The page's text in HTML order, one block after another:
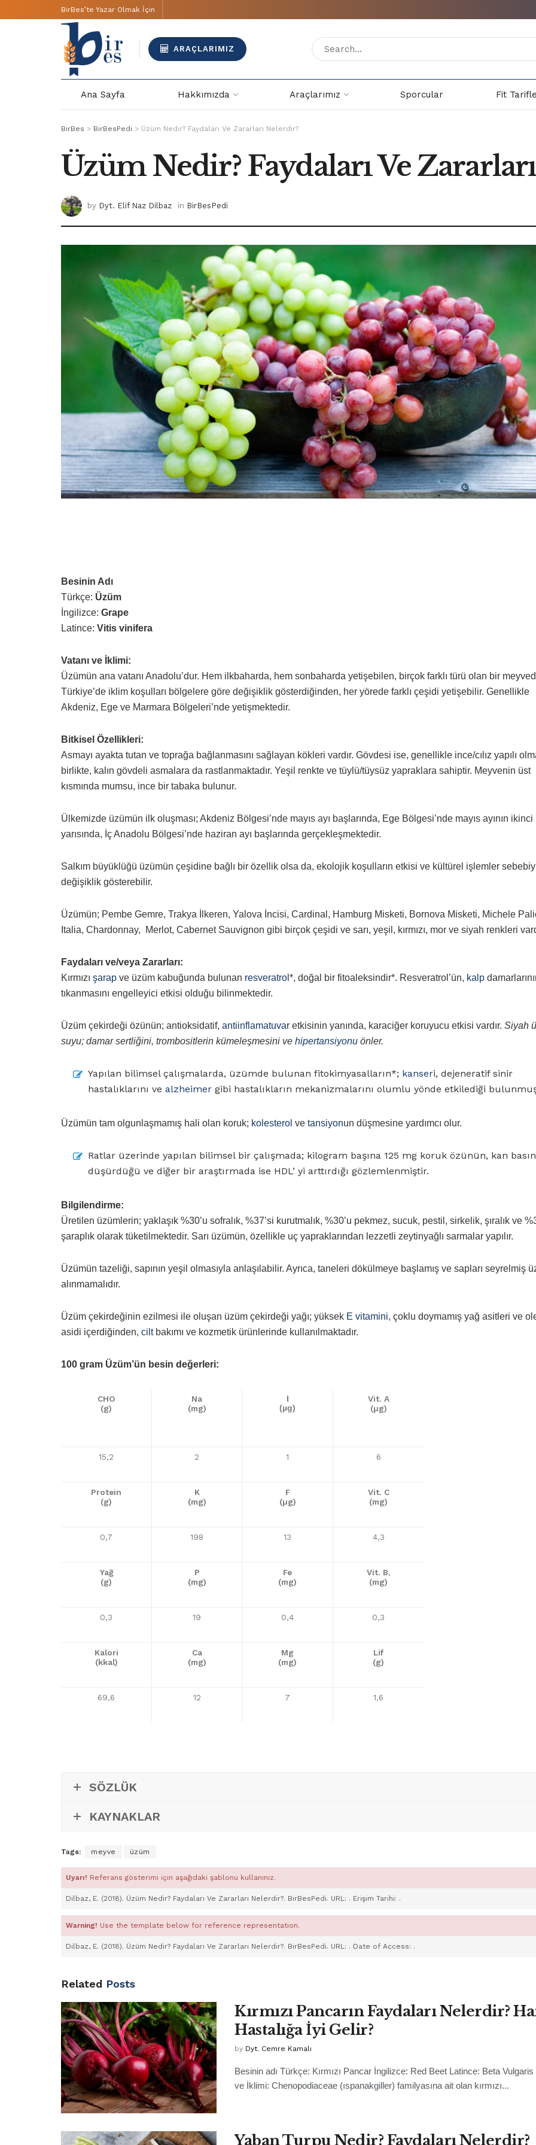
BirBes’te Yazar Olmak İçin
ARAÇLARIMIZ
Ana Sayfa Hakkımızda Araçlarımız Sporcular Fit
BirBes > BirBesPedi > Üzüm Nedir? Faydaları Ve Zararları Nelerdir?
Üzüm Nedir? Faydaları Ve
by Dyt. Elif Naz Dilbaz in BirBesPedi
Besinin Adı
Türkçe: Üzüm
İngilizce: Grape
Latince: Vitis vinifera
Vatanı ve İklimi:
Üzümün ana vatanı Anadolu’dur. Hem ilkbaharda, hem sonbaharda yetişebilen, birçok farklı türü olan bir
Türkiye’de iklim koşulları bölgelere göre değişiklik gösterdiğinden, her yörede farklı çeşidi yetişebilir. Genellikle
Akdeniz, Ege ve Marmara Bölgeleri’nde yetişmektedir.
Bitkisel Özellikleri:
Asmayı ayakta tutan ve toprağa bağlanmasını sağlayan kökleri vardır. Gövdesi ise, genellikle ince/cılız yapılı
birlikte, kalın gövdeli asmalara da rastlanmaktadır. Yeşil renkte ve tüylü/tüysüz yapraklara sahiptir. Meyvenin üst
kısmında mumsu, ince bir tabaka bulunur.
Ülkemizde üzümün ilk oluşması; Akdeniz Bölgesi’nde mayıs ayı başlarında, Ege Bölgesi’nde mayıs ayının ikinci
yarısında, İç Anadolu Bölgesi’nde haziran ayı başlarında gerçekleşmektedir.
Salkım büyüklüğü üzümün çeşidine bağlı bir özellik olsa da, ekolojik koşulların etkisi ve kültürel işlemler
değişiklik gösterebilir.
Üzümün; Pembe Gemre, Trakya İlkeren, Yalova İncisi, Cardinal, Hamburg Misketi, Bornova Misketi, Michele
Italia, Chardonnay, Merlot, Cabernet Sauvignon gibi birçok çeşidi ve sarı, yeşil, kırmızı, mor ve siyah renkleri
Faydaları ve/veya Zararları:
Kırmızı şarap ve üzüm kabuğunda bulunan resveratrol *, doğal bir fitoaleksindir*. Resveratrol’ün, kalp
tıkanmasını engelleyici etkisi olduğu bilinmektedir.
Üzüm çekirdeği özünün; antioksidatif, antiinflamatuvar etkisinin yanında, karaciğer koruyucu etkisi vardır. Siyah
suyu; damar sertliğini, trombositlerin kümeleşmesini ve hipertansiyonu önler.
Yapılan bilimsel çalışmalarda, üzümde bulunan fitokimyasalların*; kanseri, dejeneratif sinir
hastalıklarını ve alzheimer gibi hastalıkların mekanizmalarını olumlu yönde etkilediği
Üzümün tam olgunlaşmamış hali olan koruk; kolesterol ve tansiyonun düşmesine yardımcı olur.
Ratlar üzerinde yapılan bilimsel bir çalışmada; kilogram başına 125 mg koruk özünün, kan
düşürdüğü ve diğer bir araştırmada ise HDL’ yi arttırdığı gözlemlenmiştir.
Bilgilendirme:
Üretilen üzümlerin; yaklaşık %30’u sofralık, %37’si kurutmalık, %30’u pekmez, sucuk, pestil, sirkelik, şıralık ve
şaraplık olarak tüketilmektedir. Sarı üzümün, özellikle uç yapraklarından lezzetli zeytinyağlı sarmalar yapılır.
Üzümün tazeliği, sapının yeşil olmasıyla anlaşılabilir. Ayrıca, taneleri dökülmeye başlamış ve sapları seyrelmiş
alınmamalıdır.
Üzüm çekirdeğinin ezilmesi ile oluşan üzüm çekirdeği yağı; yüksek E vitamini, çoklu doymamış yağ asitleri ve
asidi içerdiğinden, ciltbakımı ve kozmetik ürünlerinde kullanılmaktadır.
100 gram Üzüm’ün besin değerleri:
CHO
(g)
Na
(mg)
(µg)
Vit. A
(µg)
15,2 2 1 6
Protein
(g)
K
(mg)
F
(µg)
Vit. C
(mg)
0,7 198 13 4,3
Yağ
(g)
P
(mg)
Fe
(mg)
Vit. B³
(mg)
0,3 19 0,4 0,3
Kalori
(kkal)
Ca
(mg)
Mg
(mg)
Lif
(g)
69,6 12 7 1,6
SÖZLÜK
KAYNAKLAR
Tags: meyve üzüm
Uyarı! Referans gösterimi için aşağıdaki şablonu kullanınız.
Dilbaz, E. (2018). Üzüm Nedir? Faydaları Ve Zararları Nelerdir?. BirBesPedi. URL: . Erişim Tarihi: .
Warning! Use the template below for reference representation.
Dilbaz, E. (2018). Üzüm Nedir? Faydaları Ve Zararları Nelerdir?. BirBesPedi. URL: . Date of Access: .
Related Posts
Kırmızı Pancarın Faydaları Nelerdir?
Hastalığa İyi Gelir?
by Dyt. Cemre Kamalı
Besinin adı Türkçe: Kırmızı Pancar İngilizce: Red Beet Latince: Beta Vulgaris
ve İklimi: Chenopodiaceae (ıspanakgiller) familyasına ait olan kırmızı...
Yaban Turpu Nedir? Faydaları Nelerdir?